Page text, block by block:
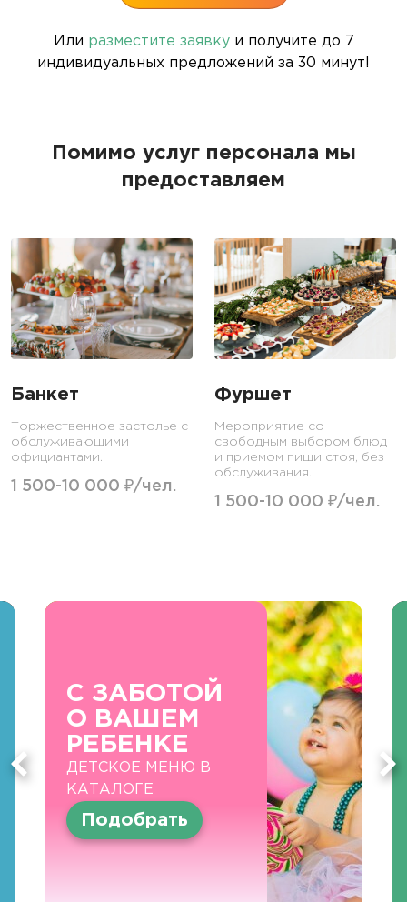
Или разместите заявкуи получите до 7
индивидуальных предложений за 30 минут!
Помимо услуг персонала мы
предоставляем
Банкет
Торжественное застолье с
обслуживающими
официантами.
1 500-10 000 ₽/чел.
Фуршет
Мероприятие со
свободным выбором блюд
и приемом пищи стоя, без
обслуживания.
1 500-10 000 ₽/чел.
С ЗАБОТОЙ
О ВАШЕМ
РЕБЕНКЕ
ДЕТСКОЕ МЕНЮ В
КАТАЛОГЕ
Подобрать